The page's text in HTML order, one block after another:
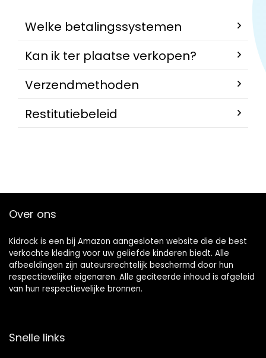
Welke betalingssystemen
Kan ik ter plaatse verkopen?
Verzendmethoden
Restitutiebeleid
Over ons
Kidrock is een bij Amazon aangesloten website die de best
verkochte kleding voor uw geliefde kinderen biedt. Alle
afbeeldingen zijn auteursrechtelijk beschermd door hun
respectievelijke eigenaren. Alle geciteerde inhoud is afgeleid
van hun respectievelijke bronnen.
Snelle links